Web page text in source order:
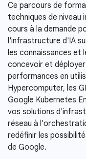
Ce parcours de
techniques de niveau
cours à la demande
l'infrastructure d'IA
les connaissances et
concevoir et
performances en
Hypercomputer, les
Google Kubernetes
vos solutions
réseau à
redéfinir les
de Google.